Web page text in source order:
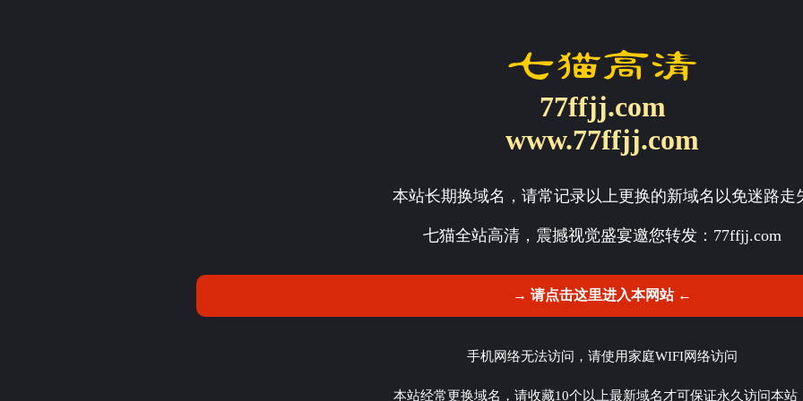
77ffjj.com
www.77ffjj.com
本站长期换域名，请常记录以上更换的新域名以免迷路走
七猫全站高清，震撼视觉盛宴邀您转发： 77ffjj.com
→ 请点击这里进入本网站 ←
手机网络无法访问，请使用家庭WIFI网络访问
本站经常更换域名，请收藏10个以上最新域名才可保证永久访问本站